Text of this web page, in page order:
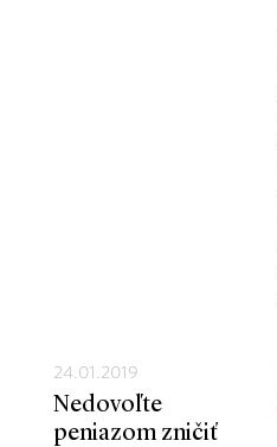
24.01.2019
Nedovoľte
peniazom zničiť